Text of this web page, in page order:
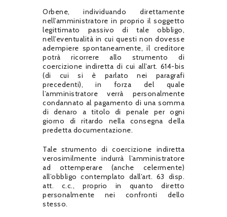
Orbene, individuando direttamente
nell’amministratore in proprio il soggetto
legittimato passivo di tale obbligo,
nell’eventualità in cui questi non dovesse
adempiere spontaneamente, il creditore
potrà ricorrere allo strumento di
coercizione indiretta di cui all’art. 614-bis
(di cui si è parlato nei paragrafi
precedenti), in forza del quale
l’amministratore verrà personalmente
condannato al pagamento di una somma
di denaro a titolo di penale per ogni
giorno di ritardo nella consegna della
predetta documentazione.
Tale strumento di coercizione indiretta
verosimilmente indurrà l’amministratore
ad ottemperare (anche celermente)
all’obbligo contemplato dall’art. 63 disp.
att. c.c., proprio in quanto diretto
personalmente nei confronti dello
stesso.